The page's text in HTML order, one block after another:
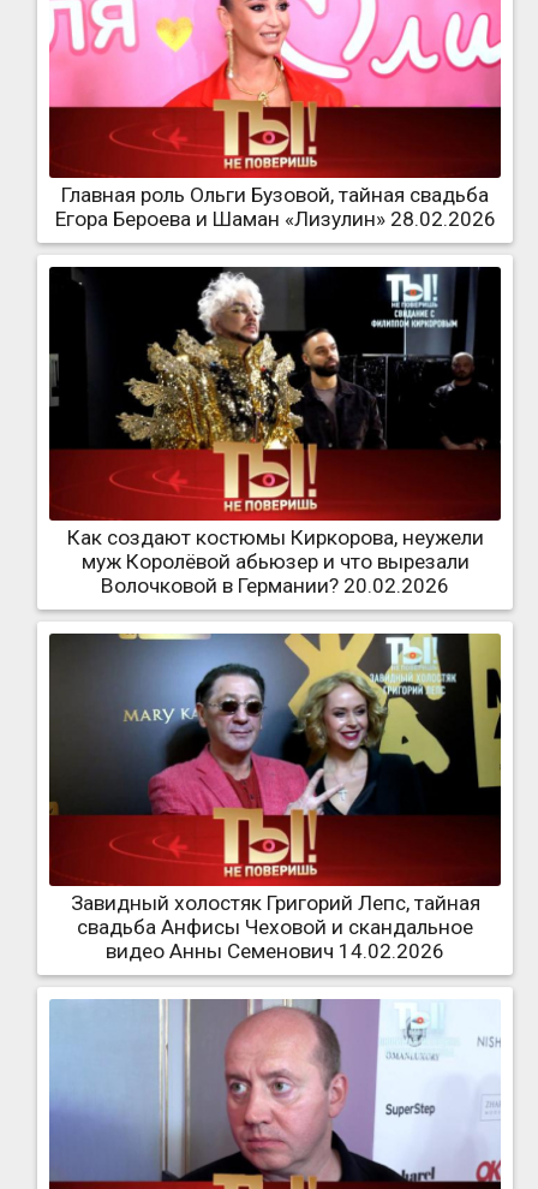
Главная роль Ольги Бузовой, тайная свадьба
Егора Бероева и Шаман «Лизулин» 28.02.2026
Как создают костюмы Киркорова, неужели
муж Королёвой абьюзер и что вырезали
Волочковой в Германии? 20.02.2026
Завидный холостяк Григорий Лепс, тайная
свадьба Анфисы Чеховой и скандальное
видео Анны Семенович 14.02.2026